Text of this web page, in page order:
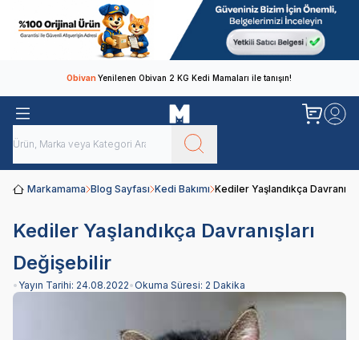
ObivanYenilenen Obivan 2 KG Kedi Mamaları ile tanışın!
Markamama Blog Sayfası Kedi Bakımı Kediler Yaşlandıkça
Kediler Yaşlandıkça Davranışları
Değişebilir
• Yayın Tarihi: 24.08.2022•Okuma Süresi: 2 Dakika